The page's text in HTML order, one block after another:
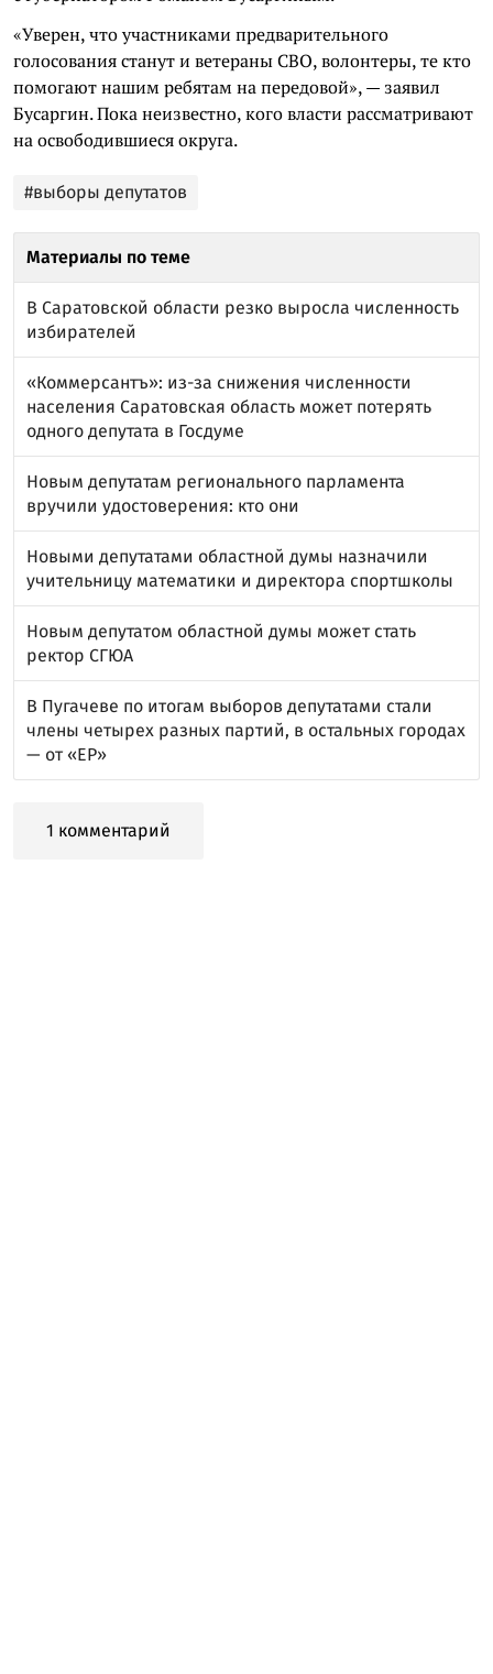
«Уверен, что участниками предварительного
голосования станут и ветераны СВО, волонтеры, те кто
помогают нашим ребятам на передовой», — заявил
Бусаргин. Пока неизвестно, кого власти рассматривают
на освободившиеся округа.
#выборы депутатов
Материалы по теме
В Саратовской области резко выросла численность
избирателей
«Коммерсантъ»: из-за снижения численности
населения Саратовская область может потерять
одного депутата в Госдуме
Новым депутатам регионального парламента
вручили удостоверения: кто они
Новыми депутатами областной думы назначили
учительницу математики и директора спортшколы
Новым депутатом областной думы может стать
ректор СГЮА
В Пугачеве по итогам выборов депутатами стали
члены четырех разных партий, в остальных городах
— от «ЕР»
1 комментарий